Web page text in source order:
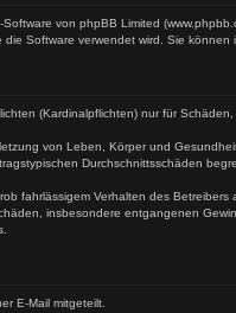
Software von phpBB Limited
Software verwendet wird. Sie
(Kardinalpflichten) nur für
von Leben, Körper und
Durchschnittsschäden
fahrlässigem Verhalten des Betreibers
insbesondere entgangenen
E-Mail mitgeteilt.